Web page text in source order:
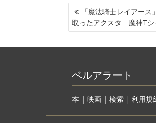
投
稿
ナ
ゲ
シ
ョ
ン
「魔法騎士レイアー
取ったアクスタ 魔神Tシ
ベルアラート
本 | 映画| 検索| 利用規